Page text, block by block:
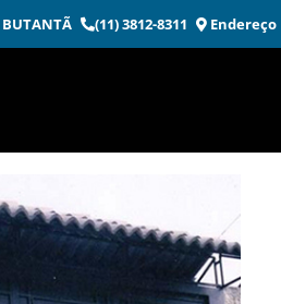
BUTANTÃ (11) 3812-8311 Endereço